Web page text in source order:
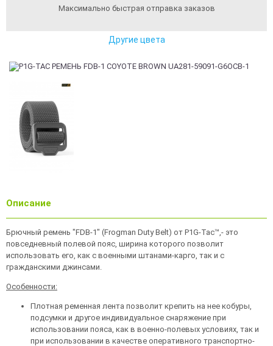
Максимально быстрая отправка заказов
Другие цвета
Описание
Брючный ремень "FDB-1" (Frogman Duty Belt) от P1G-Tac™,- это
повседневный полевой пояс, ширина которого позволит
использовать его, как с военными штанами-карго, так и с
гражданскими джинсами.
Особенности:
Плотная ременная лента позволит крепить на нее кобуры,
подсумки и другое индивидуальное снаряжение при
использовании пояса, как в военно-полевых условиях, так и
при использовании в качестве оперативного транспортно-